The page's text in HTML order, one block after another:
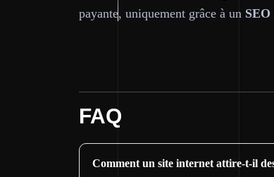
payante, uniquement grâce à un SEO
FAQ
Comment un site internet attire-t-il